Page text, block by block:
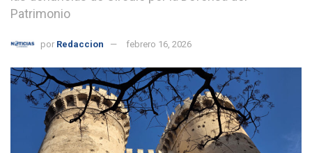
Patrimonio
por Redaccion febrero 16, 2026